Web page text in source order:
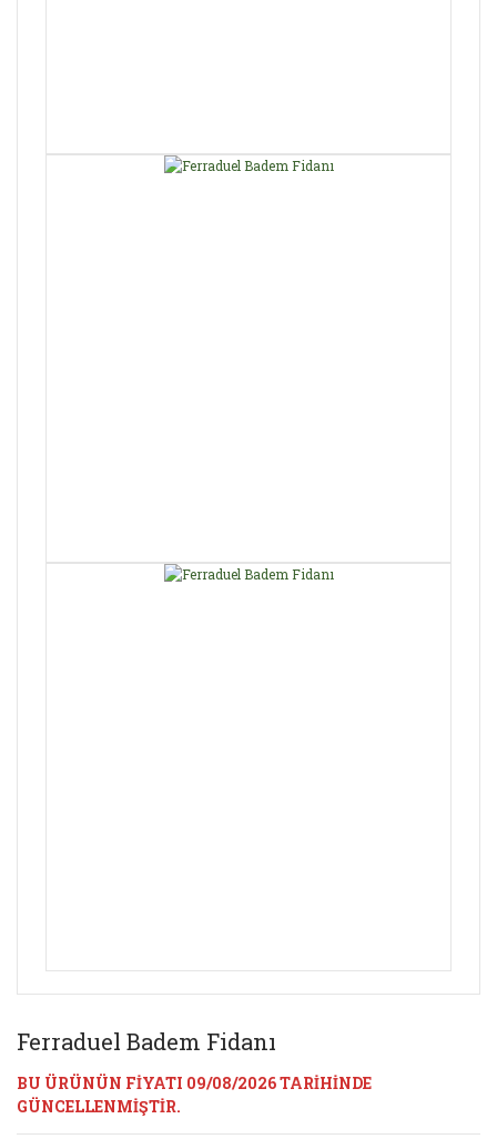
Ferraduel Badem Fidanı
BU ÜRÜNÜN FİYATI 09/08/2026 TARİHİNDE
GÜNCELLENMİŞTİR.